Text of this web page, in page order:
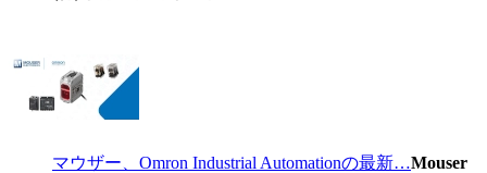
マウザー、Omron Industrial Automationの最新…Mouser